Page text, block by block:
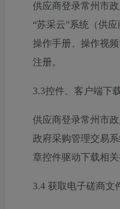
供应商登录常州市
“苏采云”系统（供
操作手册、操作视
注册。
3.3控件、客户端下
供应商登录常州市
政府采购管理交易
章控件驱动下载相关
3.4 获取电子磋商文